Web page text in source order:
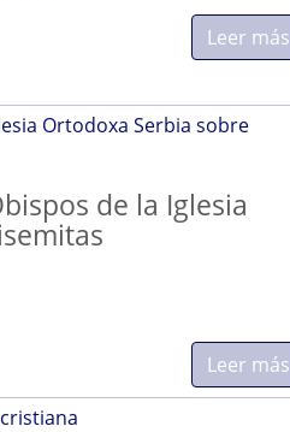
Leer más
Ortodoxa Serbia sobre
de la Iglesia
Leer más